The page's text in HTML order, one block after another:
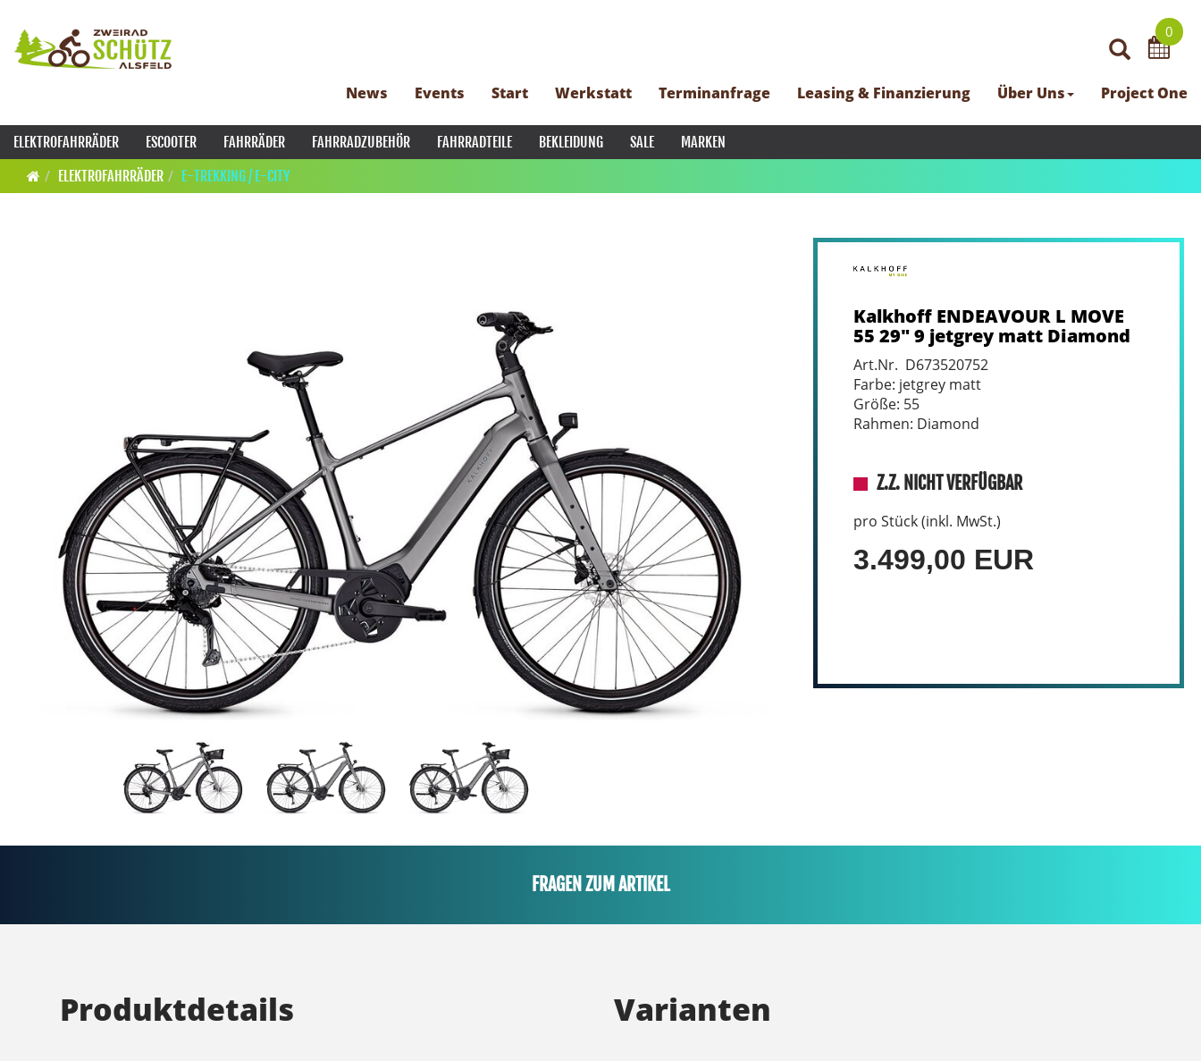
0
News Events Start Werkstatt Terminanfrage Leasing & Finanzierung Über Uns Project One
ELEKTROFAHRRÄDER ESCOOTER FAHRRÄDER FAHRRADZUBEHÖR FAHRRADTEILE BEKLEIDUNG SALE
MARKEN
ELEKTROFAHRRÄDER
E-TREKKING / E-CITY
Kalkhoff ENDEAVOUR L MOVE
55 29" 9 jetgrey matt Diamond
Art.Nr. D673520752
Farbe: jetgrey matt
Größe: 55
Rahmen: Diamond
Z.Z. NICHT VERFÜGBAR
pro Stück (inkl. MwSt.)
3.499,00 EUR
FRAGEN ZUM ARTIKEL
Produktdetails Varianten